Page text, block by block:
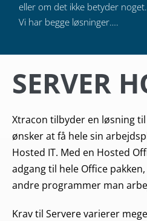
eller om det ikke betyder noget.
Vi har begge løsninger….
SERVER
Xtracon tilbyder en løsning
ønsker at få hele sin
Hosted IT. Med en Hosted
adgang til hele Office
andre programmer man
Krav til Servere varierer